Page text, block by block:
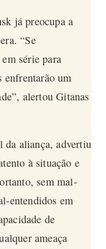
já preocupa a
. “Se
série para
enfrentarão um
alertou Gitanas
da aliança, advertiu
à situação e
sem mal-
entendidos em
de
ameaça